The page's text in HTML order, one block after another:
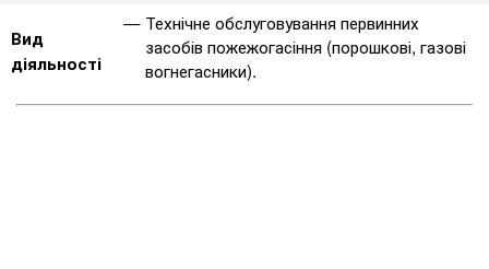
Вид
діяльності
Технічне обслуговування первинних
засобів пожежогасіння (порошкові, газові
вогнегасники).